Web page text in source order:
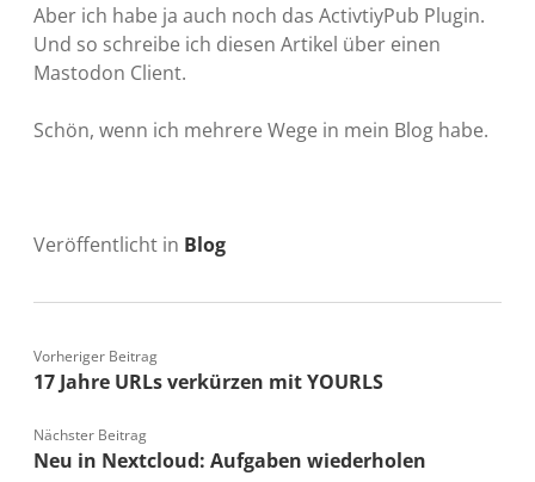
Aber ich habe ja auch noch das ActivtiyPub Plugin.
Und so schreibe ich diesen Artikel über einen
Mastodon Client.
Schön, wenn ich mehrere Wege in mein Blog habe.
Veröffentlicht in Blog
Vorheriger Beitrag
17 Jahre URLs verkürzen mit YOURLS
Nächster Beitrag
Neu in Nextcloud: Aufgaben wiederholen